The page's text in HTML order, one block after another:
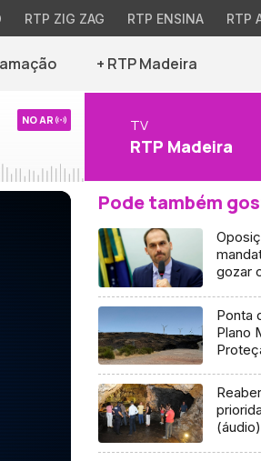
RTP ZIG ZAG RTP ENSINA RTP
+ RTP Madeira
NO AR TV
RTP Madeira
Pode também
gozar
Ponta
Plano
(áudio)